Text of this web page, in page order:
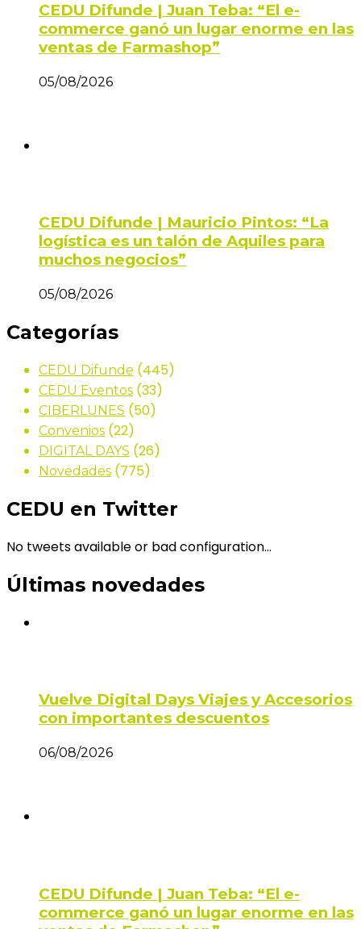
CEDU Difunde | Juan Teba: “El e-
commerce ganó un lugar enorme en las
ventas de Farmashop”
05/08/2026
CEDU Difunde | Mauricio Pintos: “La
logística es un talón de Aquiles para
muchos negocios”
05/08/2026
Categorías
CEDU Difunde (445)
CEDU Eventos (33)
CIBERLUNES (50)
Convenios (22)
DIGITAL DAYS (26)
Novedades (775)
CEDU en Twitter
No tweets available or bad configuration...
Últimas novedades
Vuelve Digital Days Viajes y Accesorios
con importantes descuentos
06/08/2026
CEDU Difunde | Juan Teba: “El e-
commerce ganó un lugar enorme en las